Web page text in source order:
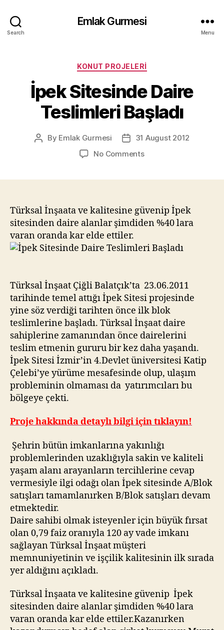
Search
Emlak Gurmesi
Menu
Categories
KONUT PROJELERI
İpek Sitesinde Daire
Teslimleri Başladı
Post
By Emlak Gurmesi
Post31 August 2012
No Commentson
Başladı
Türksal İnşaata ve kalitesine güvenip İpek
sitesinden daire alanlar şimdiden %40 lara
varan oranda kar elde ettiler.
Türksal İnşaat Çiğli Balatçık’ta 23.06.2011
tarihinde temel attığı İpek Sitesi projesinde
yine söz verdiği tarihten önce ilk blok
teslimlerine başladı. Türksal İnşaat daire
sahiplerine zamanından önce dairelerini
teslim etmenin gururu bir kez daha yaşandı.
İpek Sitesi İzmir’in 4.Devlet üniversitesi Katip
Çelebi’ye yürüme mesafesinde olup, ulaşım
probleminin olmaması da yatırımcıları bu
bölgeye çekti.
Proje hakkında detaylı bilgi için tıklayın!
Şehrin bütün imkanlarına yakınlığı
problemlerinden uzaklığıyla sakin ve kaliteli
yaşam alanı arayanların tercihlerine cevap
vermesiyle ilgi odağı olan İpek sitesinde A/Blok
satışları tamamlanırken B/Blok satışları devam
etmektedir.
Daire sahibi olmak isteyenler için büyük fırsat
olan 0,79 faiz oranıyla 120 ay vade imkanı
sağlayan Türksal İnşaat müşteri
memnuniyetinin ve işçilik kalitesinin ilk sırada
yer aldığını açıkladı.
Türksal İnşaata ve kalitesine güvenip İpek
sitesinden daire alanlar şimdiden %40 lara
varan oranda kar elde ettiler.Kazanırken